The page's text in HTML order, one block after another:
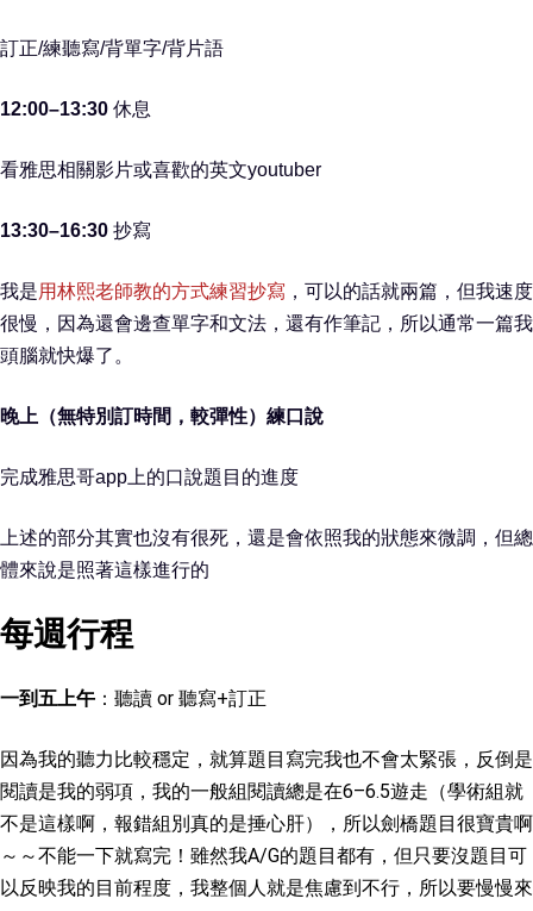
訂正/練聽寫/背單字/背片語
12:00–13:30 休息
看雅思相關影片或喜歡的英文youtuber
13:30–16:30 抄寫
我是用林熙老師教的方式練習抄寫 ，可以的話就兩篇，但我速度
很慢，因為還會邊查單字和文法，還有作筆記，所以通常一篇我
頭腦就快爆了。
晚上（無特別訂時間，較彈性）練口說
完成雅思哥app上的口說題目的進度
上述的部分其實也沒有很死，還是會依照我的狀態來微調，但總
體來說是照著這樣進行的
每週行程
一到五上午 ：聽讀 or 聽寫+訂正
因為我的聽力比較穩定，就算題目寫完我也不會太緊張，反倒是
閱讀是我的弱項，我的一般組閱讀總是在6–6.5遊走（學術組就
不是這樣啊，報錯組別真的是捶心肝），所以劍橋題目很寶貴啊
～～不能一下就寫完！雖然我A/G的題目都有，但只要沒題目可
以反映我的目前程度，我整個人就是焦慮到不行，所以要慢慢來